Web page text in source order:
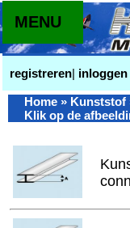
registreren| inloggen
MENU
Home » Kunststof
Klik op de